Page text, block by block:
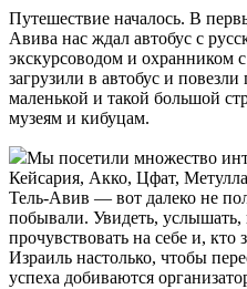
Путешествие началось. В
Авива нас ждал автобус с
экскурсоводом и охранником
загрузили в автобус и
маленькой и такой большой
музеям и кибуцам.
Мы посетили множество
Кейсария, Акко, Цфат,
Тель-Авив — вот далеко не
побывали. Увидеть, услышать,
прочувствовать на себе и,
Израиль настолько, чтобы
успеха добиваются